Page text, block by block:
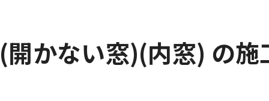
かない窓)(内窓) の施